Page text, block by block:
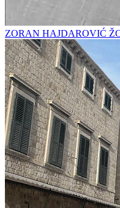
ZORAN HAJDAROVIĆ